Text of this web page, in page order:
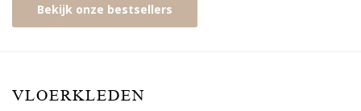
Bekijk onze bestsellers
VLOERKLEDEN